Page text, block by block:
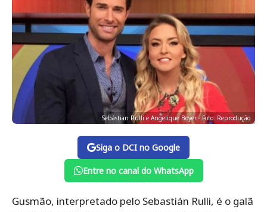
Sebástian Rulli e Angelique Boyer - Foto: Reprodução
Siga o DCI no Google
Entre no canal do WhatsApp
Gusmão, interpretado pelo Sebastián Rulli, é o galã